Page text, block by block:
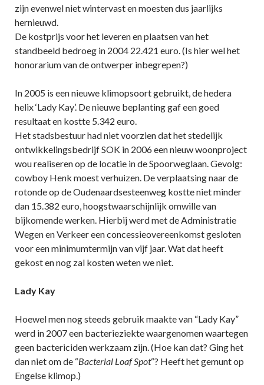
zijn evenwel niet wintervast en moesten dus jaarlijks
hernieuwd.
De kostprijs voor het leveren en plaatsen van het
standbeeld bedroeg in 2004 22.421 euro. (Is hier wel het
honorarium van de ontwerper inbegrepen?)
In 2005 is een nieuwe klimopsoort gebruikt, de hedera
helix ‘Lady Kay’. De nieuwe beplanting gaf een goed
resultaat en kostte 5.342 euro.
Het stadsbestuur had niet voorzien dat het stedelijk
ontwikkelingsbedrijf SOK in 2006 een nieuw woonproject
wou realiseren op de locatie in de Spoorweglaan. Gevolg:
cowboy Henk moest verhuizen. De verplaatsing naar de
rotonde op de Oudenaardsesteenweg kostte niet minder
dan 15.382 euro, hoogstwaarschijnlijk omwille van
bijkomende werken. Hierbij werd met de Administratie
Wegen en Verkeer een concessieovereenkomst gesloten
voor een minimumtermijn van vijf jaar. Wat dat heeft
gekost en nog zal kosten weten we niet.
Lady Kay
Hoewel men nog steeds gebruik maakte van “Lady Kay”
werd in 2007 een bacterieziekte waargenomen waartegen
geen bactericiden werkzaam zijn. (Hoe kan dat? Ging het
dan niet om de “Bacterial Loaf Spot“? Heeft het gemunt op
Engelse klimop.)